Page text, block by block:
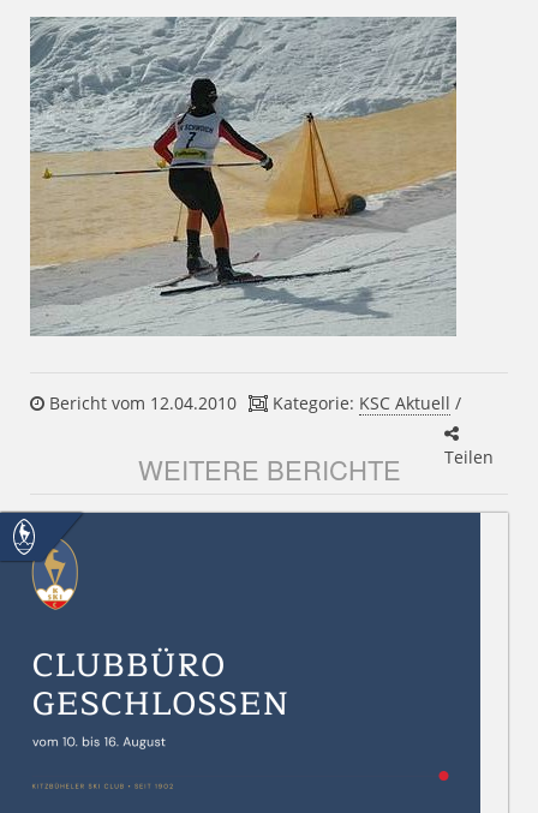
Bericht vom 12.04.2010 Kategorie: KSC Aktuell /
Teilen
WEITERE BERICHTE